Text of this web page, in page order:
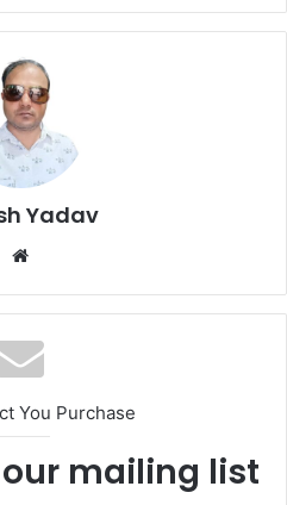
Yadav
b
s
i
e
You Purchase
mailing list